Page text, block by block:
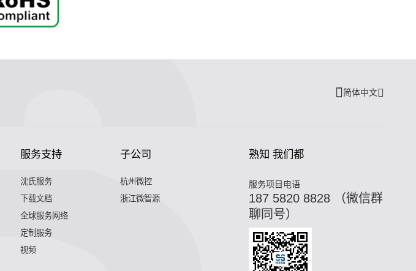
简体中文
服务支持
沈氏服务
下载文档
全球服务网络
定制服务
视频
子公司
杭州微控
浙江微智源
熟知 我们都
服务项目电语
187 5820 8828 （微信群
聊同号）